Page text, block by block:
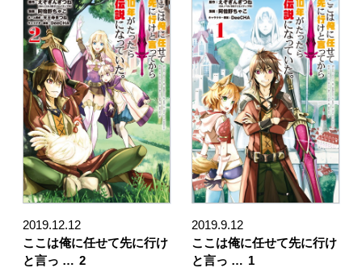
2019.12.12
ここは俺に任せて先に行け
と言っ … 2
2019.9.12
ここは俺に任せて先に行け
と言っ … 1